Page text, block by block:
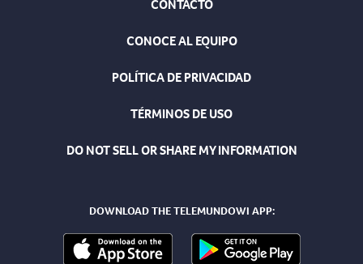
CONTACTO
CONOCE AL EQUIPO
POLÍTICA DE PRIVACIDAD
TÉRMINOS DE USO
DO NOT SELL OR SHARE MY INFORMATION
DOWNLOAD THE TELEMUNDOWI APP: